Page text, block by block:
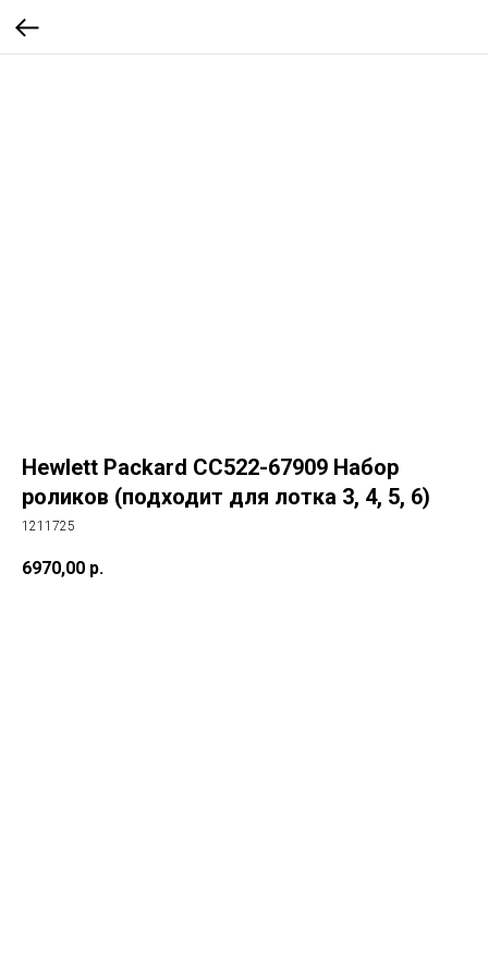
Hewlett Packard CC522-67909 Набор
роликов (подходит для лотка 3, 4, 5, 6)
1211725
6970,00 р.